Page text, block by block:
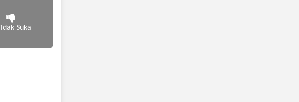
Tidak Suka